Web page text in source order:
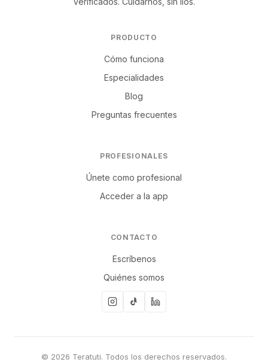
PRODUCTO
Cómo funciona
Especialidades
Blog
Preguntas frecuentes
PROFESIONALES
Únete como profesional
Acceder a la app
CONTACTO
Escríbenos
Quiénes somos
© 2026 Teratuti. Todos los derechos reservados.